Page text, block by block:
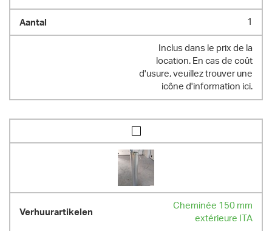
1
Inclus dans le prix de la
location. En cas de coût
d'usure, veuillez trouver une
icône d'information ici.
Cheminée 150 mm
extérieure ITA